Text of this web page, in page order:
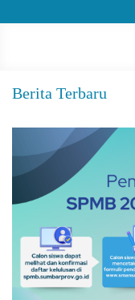
Berita Terbaru